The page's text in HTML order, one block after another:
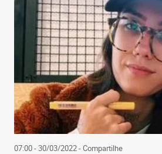
07:00 - 30/03/2022- Compartilhe